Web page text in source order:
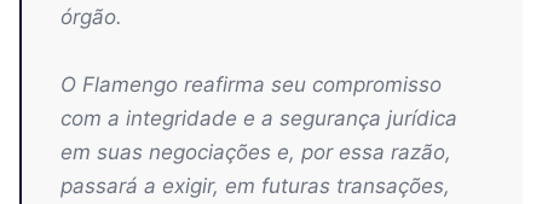
órgão.
O Flamengo reafirma seu compromisso
com a integridade e a segurança jurídica
em suas negociações e, por essa razão,
passará a exigir, em futuras transações,